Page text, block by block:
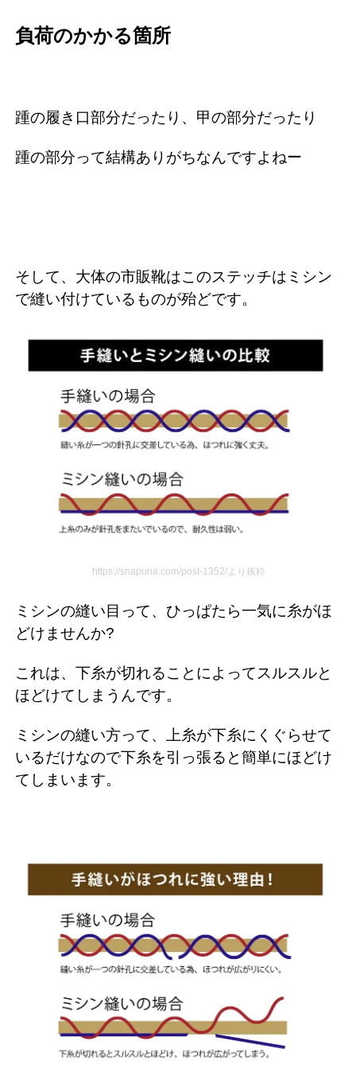
負荷のかかる箇所
踵の履き口部分だったり、甲の部分だったり
踵の部分って結構ありがちなんですよねー
そして、大体の市販靴はこのステッチはミシン
で縫い付けているものが殆どです。
https://snapuna.com/post-1352/より抜粋
ミシンの縫い目って、ひっぱたら一気に糸がほ
どけませんか?
これは、下糸が切れることによってスルスルと
ほどけてしまうんです。
ミシンの縫い方って、上糸が下糸にくぐらせて
いるだけなので下糸を引っ張ると簡単にほどけ
てしまいます。